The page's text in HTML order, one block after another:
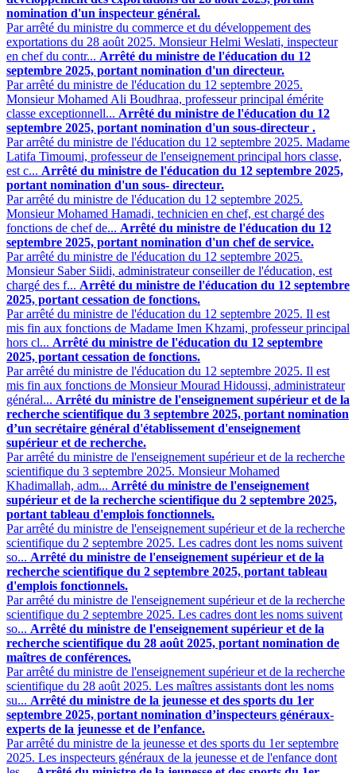
nomination d'un inspecteur général.
Par arrêté du ministre du commerce et du développement des
exportations du 28 août 2025. Monsieur Helmi Weslati, inspecteur
en chef du contr... Arrêté du ministre de l'éducation du 12
septembre 2025, portant nomination d'un directeur.
Par arrêté du ministre de l'éducation du 12 septembre 2025.
Monsieur Mohamed Ali Boudhraa, professeur principal émérite
classe exceptionnell... Arrêté du ministre de l'éducation du 12
septembre 2025, portant nomination d'un sous-directeur .
Par arrêté du ministre de l'éducation du 12 septembre 2025. Madame
Latifa Timoumi, professeur de l'enseignement principal hors classe,
est c... Arrêté du ministre de l'éducation du 12 septembre 2025,
portant nomination d'un sous- directeur.
Par arrêté du ministre de l'éducation du 12 septembre 2025.
Monsieur Mohamed Hamadi, technicien en chef, est chargé des
fonctions de chef de... Arrêté du ministre de l'éducation du 12
septembre 2025, portant nomination d'un chef de service.
Par arrêté du ministre de l'éducation du 12 septembre 2025.
Monsieur Saber Siidi, administrateur conseiller de l'éducation, est
chargé des f... Arrêté du ministre de l'éducation du 12 septembre
2025, portant cessation de fonctions.
Par arrêté du ministre de l'éducation du 12 septembre 2025. Il est
mis fin aux fonctions de Madame Imen Khzami, professeur principal
hors cl... Arrêté du ministre de l'éducation du 12 septembre
2025, portant cessation de fonctions.
Par arrêté du ministre de l'éducation du 12 septembre 2025. Il est
mis fin aux fonctions de Monsieur Mourad Hidoussi, administrateur
général... Arrêté du ministre de l'enseignement supérieur et de la
recherche scientifique du 3 septembre 2025, portant nomination
d’un secrétaire général d'établissement d'enseignement
supérieur et de recherche.
Par arrêté du ministre de l'enseignement supérieur et de la recherche
scientifique du 3 septembre 2025. Monsieur Mohamed
Khadimallah, adm... Arrêté du ministre de l'enseignement
supérieur et de la recherche scientifique du 2 septembre 2025,
portant tableau d'emplois fonctionnels.
Par arrêté du ministre de l'enseignement supérieur et de la recherche
scientifique du 2 septembre 2025. Les cadres dont les noms suivent
so... Arrêté du ministre de l'enseignement supérieur et de la
recherche scientifique du 2 septembre 2025, portant tableau
d'emplois fonctionnels.
Par arrêté du ministre de l'enseignement supérieur et de la recherche
scientifique du 2 septembre 2025. Les cadres dont les noms suivent
so... Arrêté du ministre de l'enseignement supérieur et de la
recherche scientifique du 28 août 2025, portant nomination de
maîtres de conférences.
Par arrêté du ministre de l'enseignement supérieur et de la recherche
scientifique du 28 août 2025. Les maîtres assistants dont les noms
su... Arrêté du ministre de la jeunesse et des sports du 1er
septembre 2025, portant nomination d’inspecteurs généraux-
experts de la jeunesse et de l’enfance.
Par arrêté du ministre de la jeunesse et des sports du 1er septembre
2025. Les inspecteurs généraux de la jeunesse et de l'enfance dont